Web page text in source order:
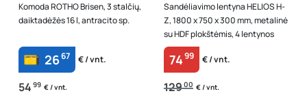
Komoda ROTHO Brisen, 3 stalčių,
daiktadėžės 16 l, antracito sp.
2667 € / vnt.
54 99 € / vnt.
Sandėliavimo lentyna HELIOS H-
Z, 1800 x 750 x 300 mm, metalinė
su HDF plokštėmis, 4 lentynos
7499 € / vnt.
12900 € / vnt.